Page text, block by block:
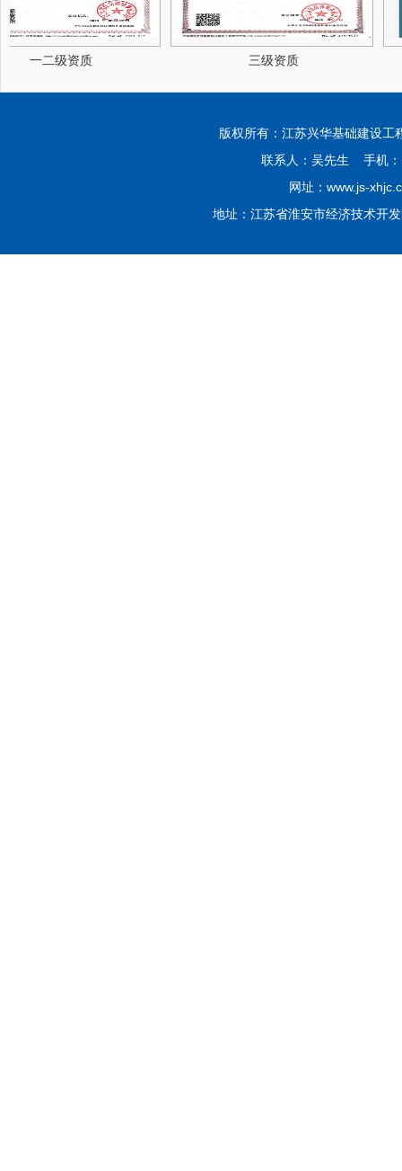
一二级资质 三级资质
版权所有：江苏兴华基础建设
联系人：吴先生 手机
网址：www.js-
地址：江苏省淮安市经济技术开